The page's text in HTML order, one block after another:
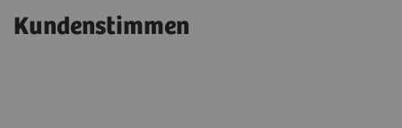
Kundenstimmen